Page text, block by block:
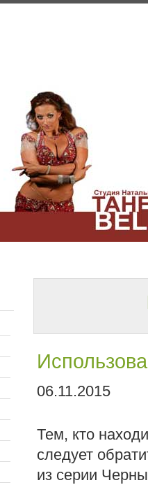
06.11.2015
Тем, кто
следует
из серии